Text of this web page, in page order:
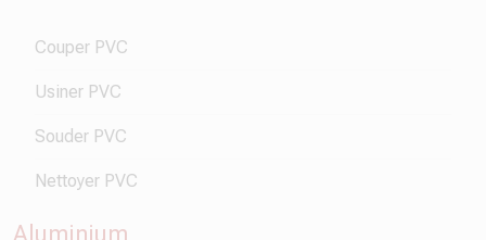
Couper PVC
Usiner PVC
Souder PVC
Nettoyer PVC
Aluminium